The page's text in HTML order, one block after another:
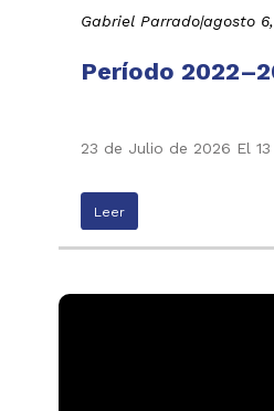
Gabriel Parrado|agosto
Período
23 de Julio de 2026 El
Leer